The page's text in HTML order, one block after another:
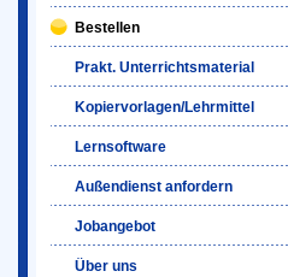
Bestellen
Prakt. Unterrichtsmaterial
Kopiervorlagen/Lehrmittel
Lernsoftware
Außendienst anfordern
Jobangebot
Über uns